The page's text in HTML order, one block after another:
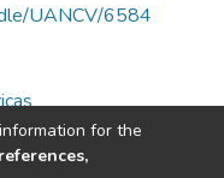
UANCV/6584
for the